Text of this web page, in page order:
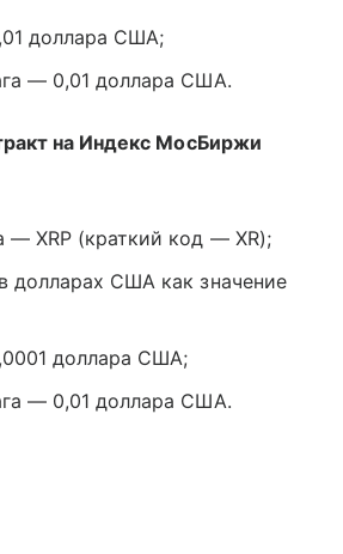
доллара США;
— 0,01 доллара США.
на Индекс МосБиржи
— XRP (краткий код — XR);
долларах США как значение
доллара США;
— 0,01 доллара США.